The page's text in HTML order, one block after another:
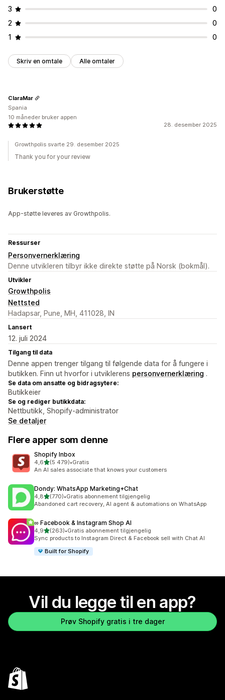
3
0
2
0
1
0
Skriv en omtale Alle omtaler
28. desember 2025
ClaraMar
Spania
10 måneder bruker appen
Growthpolis svarte 29. desember 2025
Thank you for your review
Brukerstøtte
App-støtte leveres av Growthpolis.
Ressurser
Personvernerklæring
Denne utvikleren tilbyr ikke direkte støtte på Norsk (bokmål).
Utvikler
Growthpolis
Nettsted
Hadapsar, Pune, MH, 411028, IN
Lansert
12. juli 2024
Tilgang til data
Denne appen trenger tilgang til følgende data for å fungere i
butikken. Finn ut hvorfor i utviklerens personvernerklæring .
Se data om ansatte og bidragsytere:
Butikkeier
Se og rediger butikkdata:
Nettbutikk, Shopify-administrator
Se detaljer
Flere apper som denne
Shopify Inbox
4,6av 5 stjerner
(5 479)
Totalt 5479 omtaler
•Gratis
An AI sales associate that knows your customers
Dondy: WhatsApp Marketing+Chat
4,8av 5 stjerner
(770)
Totalt 770 omtaler
•Gratis abonnement tilgjengelig
Abandoned cart recovery, AI agent & automations on WhatsApp
∞ Facebook & Instagram Shop AI
4,9av 5 stjerner
(263)
Totalt 263 omtaler
•Gratis abonnement tilgjengelig
Sync products to Instagram Direct & Facebook sell with Chat AI
Built for Shopify
Vil du legge til en app?
Prøv Shopify gratis i tre dager